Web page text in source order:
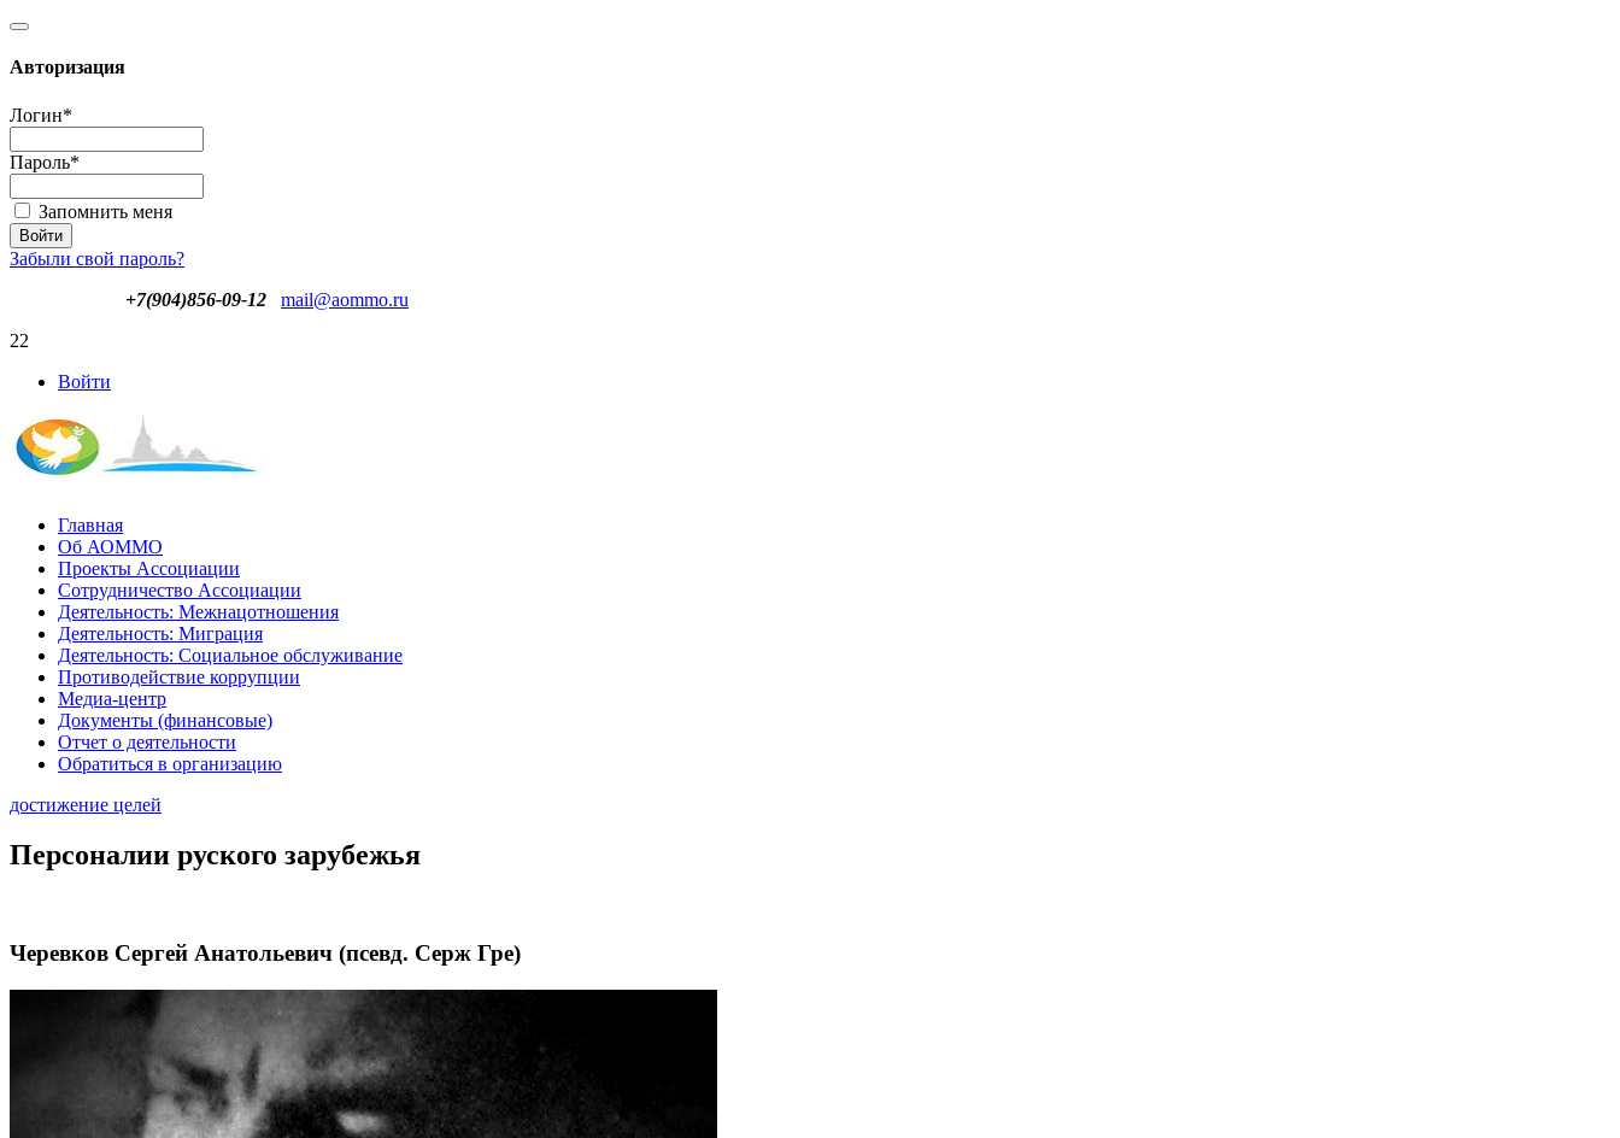
Авторизация
Логин*
Пароль*
Запомнить меня
Забыли свой пароль?
+7(904)856-09-12
mail@aommo.ru
22
Войти
Главная
Об АОММО
Проекты Ассоциации
Сотрудничество Ассоциации
Деятельность: Межнацотношения
Деятельность: Миграция
Деятельность: Социальное обслуживание
Противодействие коррупции
Медиа-центр
Документы (финансовые)
Отчет о деятельности
Обратиться в организацию
достижение целей
Персоналии руского зарубежья
Черевков Сергей Анатольевич (псевд. Серж Гре)